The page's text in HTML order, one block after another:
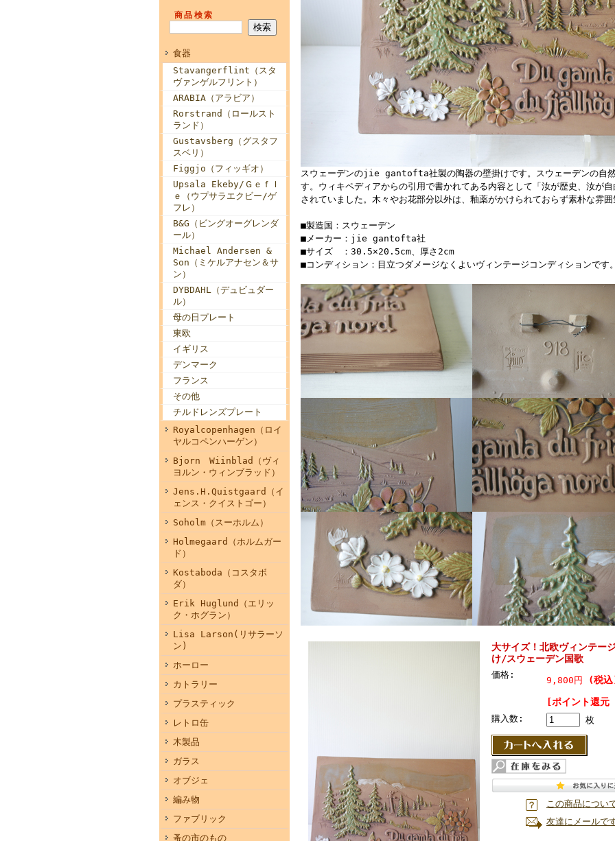
商品検索
食器
Stavangerflint（スタ
ヴァンゲルフリント）
ARABIA（アラビア）
Rorstrand（ロールスト
ランド）
Gustavsberg（グスタフ
スベリ）
Figgjo（フィッギオ）
Upsala Ekeby/Ｇｅｆｌ
ｅ（ウプサラエクビー/ゲ
フレ）
B&G（ビングオーグレンダ
ール）
Michael Andersen &
Son（ミケルアナセン＆サ
ン）
DYBDAHL（デュビュダー
ル）
母の日プレート
東欧
イギリス
デンマーク
フランス
その他
チルドレンズプレート
Royalcopenhagen（ロイ
ヤルコペンハーゲン）
Bjorn Wiinblad（ヴィ
ヨルン・ウィンブラッド）
Jens.H.Quistgaard（イ
ェンス・クイストゴー）
Soholm（スーホルム）
Holmegaard（ホルムガー
ド）
Kostaboda（コスタボ
ダ）
Erik Huglund（エリッ
ク・ホグラン）
Lisa Larson(リサラーソ
ン)
ホーロー
カトラリー
プラスティック
レトロ缶
木製品
ガラス
オブジェ
編み物
ファブリック
蚤の市のもの
スウェーデンのjie gantofta社製の陶器の壁掛けです。スウェーデンの自然
す。ウィキペディアからの引用で書かれてある内容として「汝が歴史、汝が
されていました。木々やお花部分以外は、釉薬がかけられておらず素朴な雰
■製造国：スウェーデン
■メーカー：jie gantofta社
■サイズ ：30.5×20.5cm、厚さ2cm
■コンディション：目立つダメージなくよいヴィンテージコンディションです
大サイズ！北欧ヴィンテ
け/スウェーデン国歌
価格:
9,800円
(税
[ポイント還
購入数: 枚
この商品につい
友達にメールで